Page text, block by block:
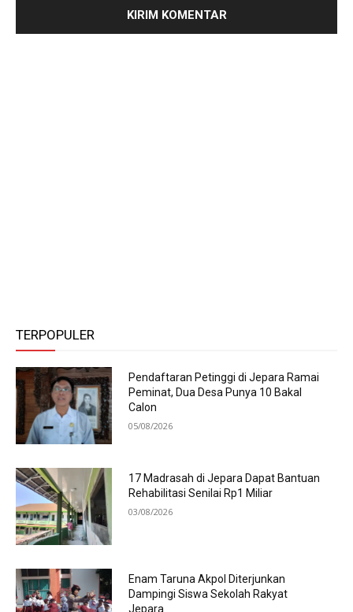
TERPOPULER
Pendaftaran Petinggi di Jepara Ramai
Peminat, Dua Desa Punya 10 Bakal
Calon
05/08/2026
17 Madrasah di Jepara Dapat Bantuan
Rehabilitasi Senilai Rp1 Miliar
03/08/2026
Enam Taruna Akpol Diterjunkan
Dampingi Siswa Sekolah Rakyat
Jepara